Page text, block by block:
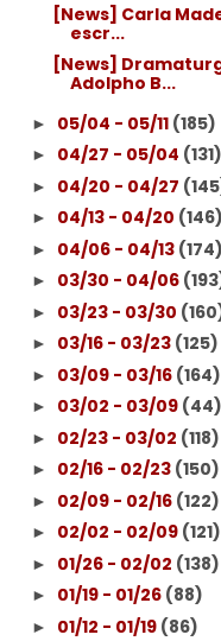
[News] Carla
escr...
[News]
Adolpho B...
► 05/04 - 05/11 (185)
► 04/27 - 05/04 (131)
► 04/20 - 04/27
► 04/13 - 04/20 (146)
► 04/06 - 04/13 (174)
► 03/30 - 04/06
► 03/23 - 03/30
► 03/16 - 03/23 (125)
► 03/09 - 03/16 (164)
► 03/02 - 03/09 (44)
► 02/23 - 03/02 (118)
► 02/16 - 02/23 (150)
► 02/09 - 02/16 (122)
► 02/02 - 02/09 (121)
► 01/26 - 02/02 (138)
► 01/19 - 01/26 (88)
► 01/12 - 01/19 (86)